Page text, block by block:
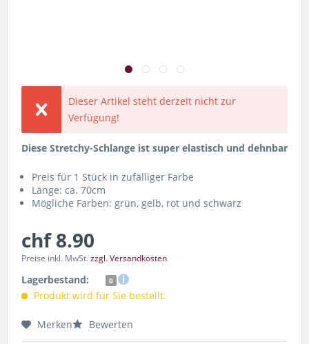
Dieser Artikel steht derzeit nicht zur
Verfügung!
Diese Stretchy-Schlange ist super elastisch und dehnbar
Preis für 1 Stück in zufälliger Farbe
Länge: ca. 70cm
Mögliche Farben: grün, gelb, rot und schwarz
chf 8.90
Preise inkl. MwSt.zzgl. Versandkosten
Lagerbestand: 0
Produkt wird für Sie bestellt.
Merken Bewerten